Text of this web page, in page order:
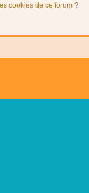
cookies de ce forum ?